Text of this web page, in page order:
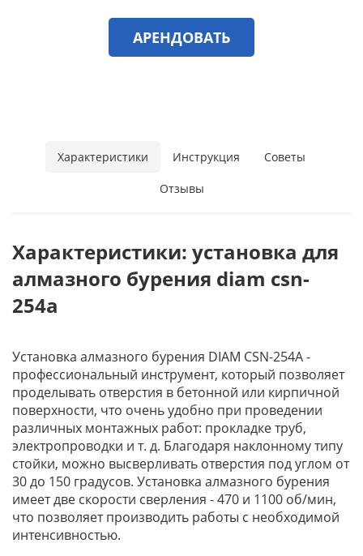
АРЕНДОВАТЬ
Характеристики Инструкция Советы
Отзывы
Характеристики: установка для
алмазного бурения diam csn-
254а
Установка алмазного бурения DIAM CSN-254А -
профессиональный инструмент, который позволяет
проделывать отверстия в бетонной или кирпичной
поверхности, что очень удобно при проведении
различных монтажных работ: прокладке труб,
электропроводки и т. д. Благодаря наклонному типу
стойки, можно высверливать отверстия под углом от
30 до 150 градусов. Установка алмазного бурения
имеет две скорости сверления - 470 и 1100 об/мин,
что позволяет производить работы с необходимой
интенсивностью.